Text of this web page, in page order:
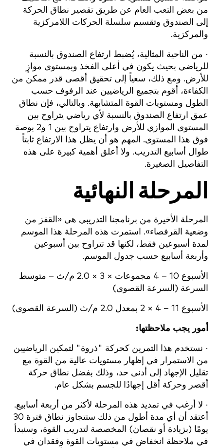
من بعض التعب العام عن طريق تقصير نطاق الحركة
إلى الصندوق وتقسيم سلسلة الحركات اللامركزية
والمركزية.
· من الناحية المثالية، يُضبط ارتفاع الصندوق بالنسبة
للرياضي بحيث يكون في أعلى الفخذ وبمستوى موازٍ
للأرض. ومع ذلك، سعياً إلى تحقيق أقصى قدر ممكن من
الكفاءة، أقوم بتجميع الرياضيين عند الرفوف حسب
الطول ومستويات القوة المتشابهة. وبالتالي، فإن نطاق
عمق ارتفاع الصندوق بالنسبة لأي رياضي يتراوح بين
المستوى الموازي للأرض وارتفاع يتراوح بين 1 و2 بوصة
فوق هذا المستوى. المهم هو أن يظل هذا الارتفاع ثابتاً
طوال أسابيع التدريب. ولا أعلق أهمية كبيرة على هذه
التفاصيل الصغيرة.
المرحلة النهائية
المرحلة الأخيرة من برنامجنا التدريبي هي «القفز من
وضعية القرفصاء». استمرت هذه المرحلة هذا الموسم
لمدة أسبوعين فقط، لكنها قد تتراوح بين أسبوعين
وأربعة أسابيع حسب جدول الموسم.
الأسبوع 10 – 4 مجموعات × 3 × 2.0 م/ث – متوسط
السرعة (السرعة القصوى)
الأسبوع 11 – 4 × 2 بمعدل 2.0 م/ث (السرعة القصوى)
أمور يجب ملاحظتها:
· نستخدم هذا التمرين كحركة "ذروة" لتمكين الرياضيين
من الاستمرار في إظهار مستويات عالية من القوة مع
تقليل الإجهاد إلى أدنى حد، وذلك بفضل نطاق حركة
أقصر وحركة أقل إجهادًا للجسم بشكل عام.
· لا أرغب في تمديد هذه المرحلة لأكثر من أربعة أسابيع.
أعتقد أن أي مدة أطول من ذلك ستتجاوز نطاق فترة 30
يومًا (بزيادة أو نقصان) المخصصة لتدريب القوة، وسنبدأ
في ملاحظة انخفاض في مستويات القوة وفقدان في